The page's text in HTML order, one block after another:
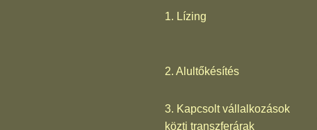
1. Lízing
2. Alultőkésítés
3. Kapcsolt vállalkozások
közti transzferárak